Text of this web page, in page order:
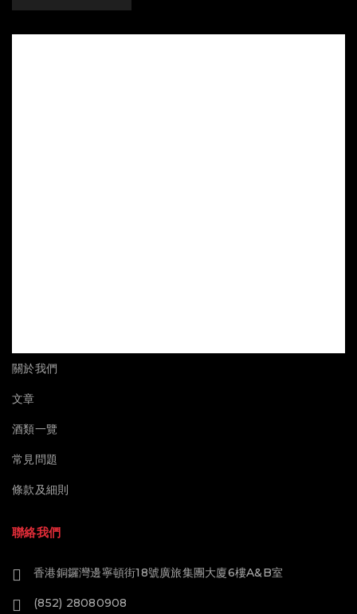
關於我們
文章
酒類一覽
常見問題
條款及細則
聯絡我們
香港銅鑼灣邊寧頓街18號廣旅集團大廈6樓A&B室
(852) 28080908